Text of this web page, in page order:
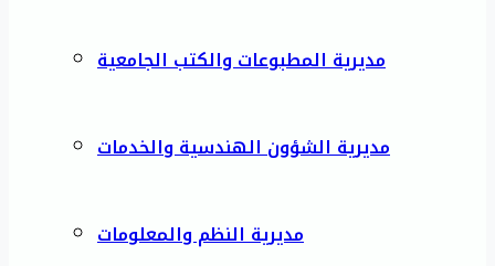
مديرية المطبوعات والكتب الجامعية
مديرية الشؤون الهندسية والخدمات
مديرية النظم والمعلومات